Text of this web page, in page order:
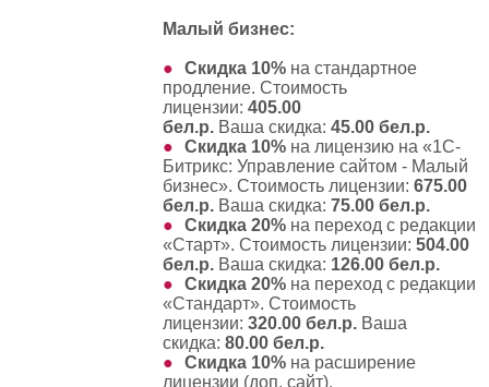
Малый бизнес:
Скидка 10% на стандартное
продление. Стоимость
лицензии: 405.00
бел.р. Ваша скидка: 45.00 бел.р.
Скидка 10% на лицензию на «1С-
Битрикс: Управление сайтом - Малый
бизнес». Стоимость лицензии: 675.00
бел.р. Ваша скидка: 75.00 бел.р.
Скидка 20% на переход с редакции
«Старт». Стоимость лицензии: 504.00
бел.р. Ваша скидка: 126.00 бел.р.
Скидка 20% на переход с редакции
«Стандарт». Стоимость
лицензии: 320.00 бел.р. Ваша
скидка: 80.00 бел.р.
Скидка 10% на расширение
лицензии (доп. сайт).